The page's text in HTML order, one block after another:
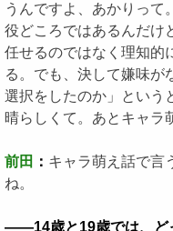
うんですよ、あかりって
役どころではあるんだけ
任せるのではなく理知的
る。でも、決して嫌味が
選択をしたのか」という
晴らしくて。あとキャラ
前田 ： キャラ萌え話で言
ね。
――14歳と19歳では、ど